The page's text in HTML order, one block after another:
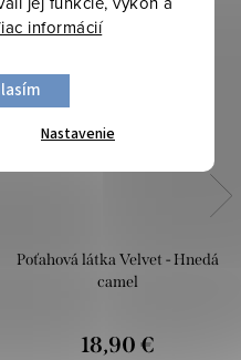
informácií
Nastavenie
Poťahová látka Velvet - Hnedá
camel
18,90 €